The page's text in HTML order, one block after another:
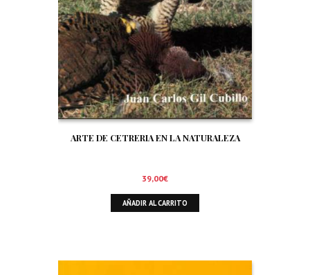
ARTE DE CETRERIA EN LA NATURALEZA
39,00€
AÑADIR AL CARRITO